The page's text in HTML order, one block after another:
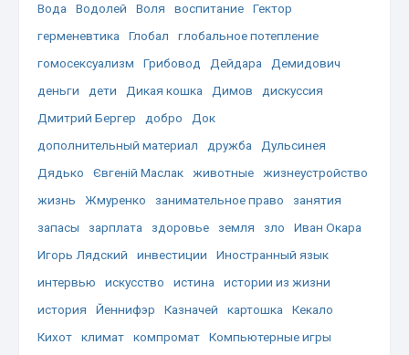
Вода
Водолей Воля воспитание
Гектор
герменевтика
Глобал
глобальное потепление
гомосексуализм
Грибовод Дейдара
Демидович
деньги
дети Дикая кошка Димов
дискуссия
Дмитрий Бергер
добро
Док
дополнительный материал
дружба
Дульсинея
Дядько
Євгеній Маслак животные
жизнеустройство
жизнь
Жмуренко занимательное право
занятия
запасы
зарплата здоровье земля зло
Иван Окара
Игорь Лядский
инвестиции
Иностранный язык
интервью
искусство истина
истории из жизни
история
Йеннифэр Казначей картошка
Кекало
Кихот
климат компромат
Компьютерные игры